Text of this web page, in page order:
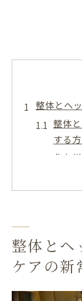
整体とヘ
整体
する
北九
スト
ト紹介
整体
とめ
小倉
整体とヘ
ケアの新